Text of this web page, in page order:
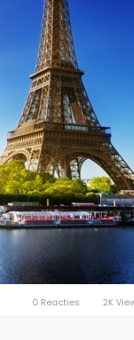
0 Reacties 2K